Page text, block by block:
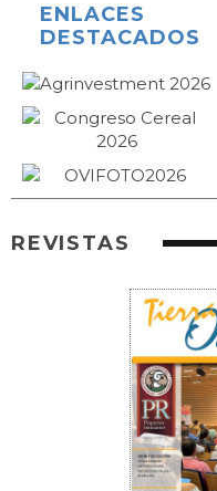
ENLACES
DESTACADOS
REVISTAS